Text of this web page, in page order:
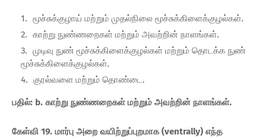
மூச்சுக்குழாய் மற்றும் முதல்நிலை மூச்சுக்கிளைக்குழல்கள்.
காற்று நுண்ணறைகள் மற்றும் அவற்றின் நாளங்கள்.
முடிவு நுண் மூச்சுக்கிளைக்குழல்கள் மற்றும் தொடக்க நுண்
மூச்சுக்கிளைக்குழல்கள்.
குரல்வளை மற்றும் தொண்டை.
பதில்: b. காற்று நுண்ணறைகள் மற்றும் அவற்றின் நாளங்கள்.
கேள்வி 19. மார்பு அறை வயிற்றுப்புறமாக (ventrally) எந்த